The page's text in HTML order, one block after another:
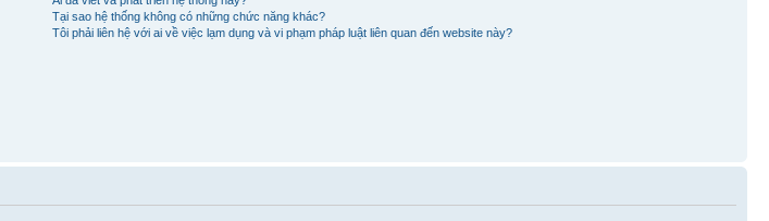
Tại sao hệ thống không có những chức năng khác?
Tôi phải liên hệ với ai về việc lạm dụng và vi phạm pháp luật liên quan đến website này?